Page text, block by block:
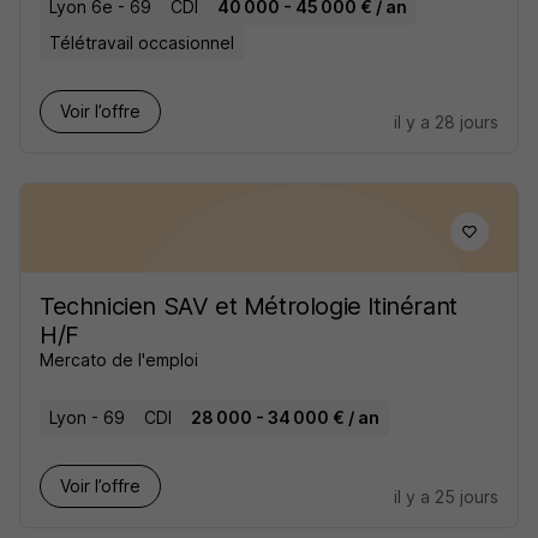
Lyon 6e - 69 CDI
40 000 - 45 000 € / an
Télétravail occasionnel
Voir l’offre
il y a 28 jours
Technicien SAV et Métrologie Itinérant
H/F
Mercato de l'emploi
Lyon - 69 CDI 28 000 - 34 000 € / an
Voir l’offre
il y a 25 jours